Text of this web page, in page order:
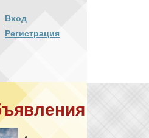
Вход
Регистрация